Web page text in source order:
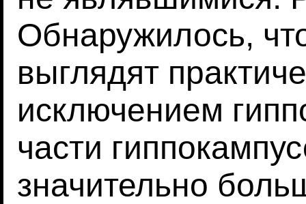
Обнаружилось,
выглядят
исключением
части
значительно